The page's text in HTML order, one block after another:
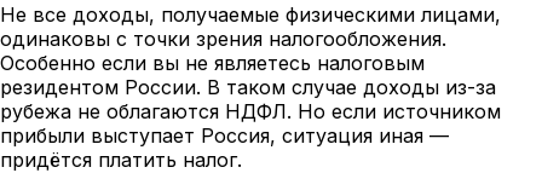
Не все доходы, получаемые физическими лицами,
одинаковы с точки зрения налогообложения.
Особенно если вы не являетесь налоговым
резидентом России. В таком случае доходы из-за
рубежа не облагаются НДФЛ. Но если источником
прибыли выступает Россия, ситуация иная —
придётся платить налог.